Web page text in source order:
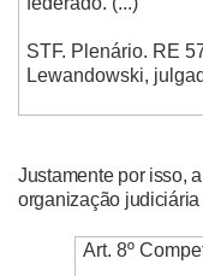
STF. Plenário. RE
Lewandowski,
Justamente por isso,
organização
Art. 8º